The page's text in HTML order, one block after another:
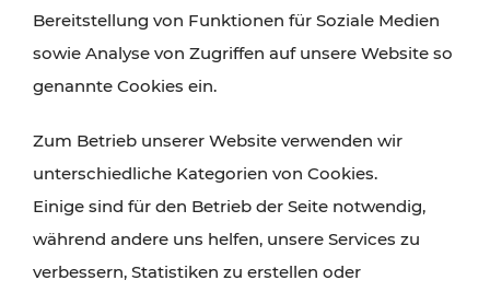
Ausflugstipps
Wien, Niederösterreich und das Burgenland
Wanderungen, Kultur und Gastronomie,
Radtouren oder purer Naturgenuss – viele
Attraktionen sind mit den Ticket- und Fahrplan-
Angeboten des VOR gut und schnell erreichbar.
Bereitstellung von Funktionen für Soziale Medien
sowie Analyse von Zugriffen auf unsere Website so
genannte Cookies ein.
Zum Betrieb unserer Website verwenden wir
unterschiedliche Kategorien von Cookies.
Einige sind für den Betrieb der Seite notwendig,
während andere uns helfen, unsere Services zu
verbessern, Statistiken zu erstellen oder